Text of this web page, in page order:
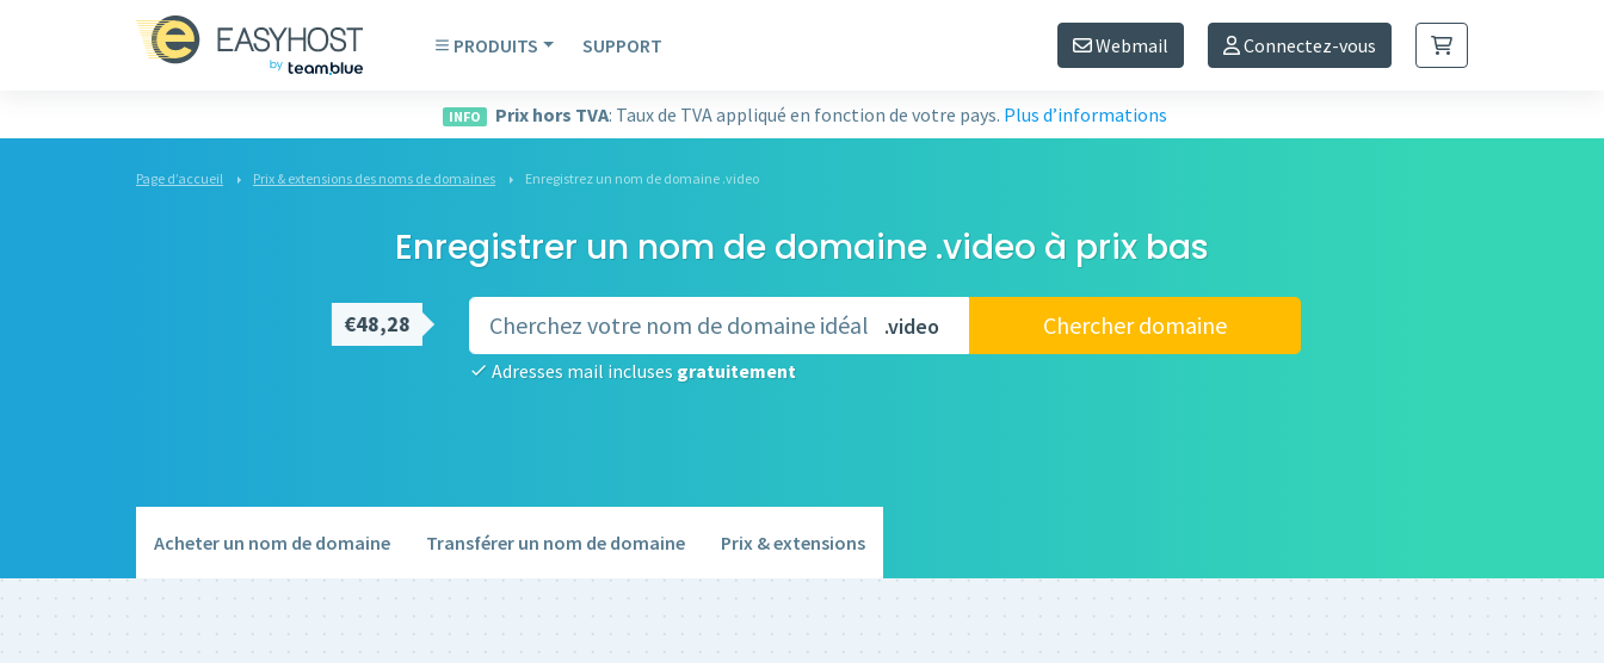
PRODUITS SUPPORT Webmail Connectez-vous
INFO Prix hors TVA: Taux de TVA appliqué en fonction de votre pays. Plus d’informations
Page d’accueil Prix & extensions des noms de domaines Enregistrez un nom de domaine .video
Enregistrer un nom de domaine .video à prix bas
€48,28 .video
Adresses mail incluses gratuitement
Chercher domaine
Acheter un nom de domaine Transférer un nom de domaine Prix & extensions